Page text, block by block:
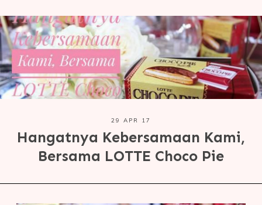
29 APR 17
Hangatnya Kebersamaan Kami,
Bersama LOTTE Choco Pie